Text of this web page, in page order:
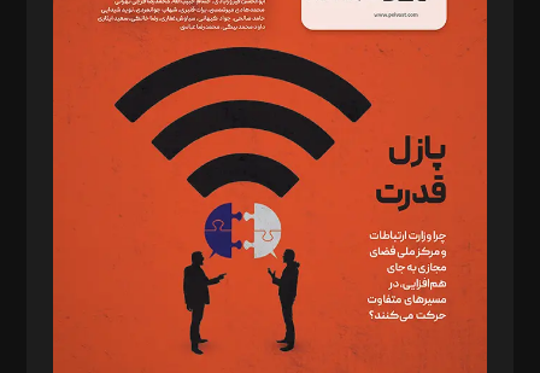
د‌بیر حقوق فناوری: حسام‌الدین ایپکچی
د‌بیر پیوست جهان: مینا پاکدل
د‌بیر تحریریه آنلاین: بابک نقاش
تحریریه‌: مجتبی محمود‌ی، آرش برهمند، یسنا امان‌پور، سروش کرمیان،
مصطفی مسجدی آرانی، ابوالفضل رجبی، زهرا فکرانه، فائزه فتحی
رستمی،مصطفی باستان
ویرایش: نگار استاد‌‌آقا
طراح یونیفرم: مجید توکلی
فیلمبرداری و عکاسی: امیر شفیعی، مانی لطفی زاده
گرافیک و صفحه‌آرایی: سید‌سبحان‌علی ثابت
مد‌یر توسعه تجاری: کامبیز برید‌